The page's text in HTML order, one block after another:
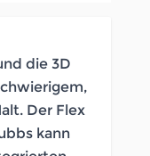
die 3D
Der Flex
kann